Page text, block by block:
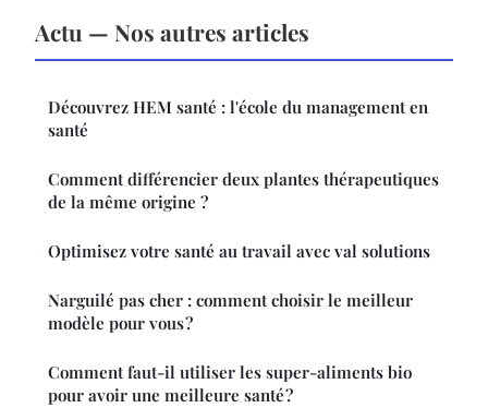
Actu — Nos autres articles
Découvrez HEM santé : l'école du management en
santé
Comment différencier deux plantes thérapeutiques
de la même origine ?
Optimisez votre santé au travail avec val solutions
Narguilé pas cher : comment choisir le meilleur
modèle pour vous ?
Comment faut-il utiliser les super-aliments bio
pour avoir une meilleure santé ?